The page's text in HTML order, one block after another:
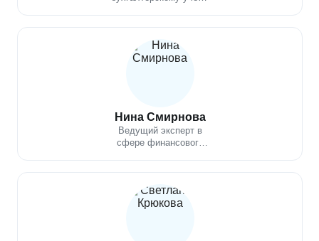
Нина Смирнова
Ведущий эксперт в
сфере финансового
управления рисками